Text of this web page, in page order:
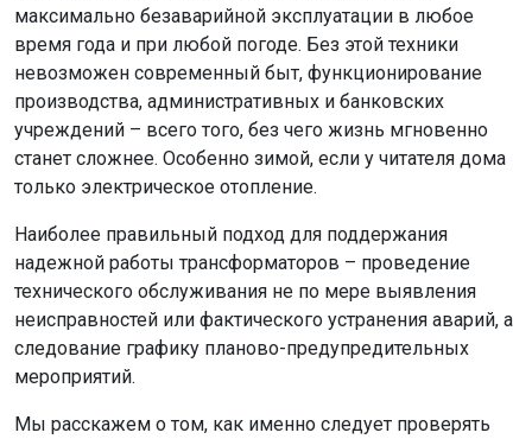
максимально безаварийной эксплуатации в любое
время года и при любой погоде. Без этой техники
невозможен современный быт, функционирование
производства, административных и банковских
учреждений – всего того, без чего жизнь мгновенно
станет сложнее. Особенно зимой, если у читателя дома
только электрическое отопление.
Наиболее правильный подход для поддержания
надежной работы трансформаторов – проведение
технического обслуживания не по мере выявления
неисправностей или фактического устранения аварий, а
следование графику планово-предупредительных
мероприятий.
Мы расскажем о том, как именно следует проверять